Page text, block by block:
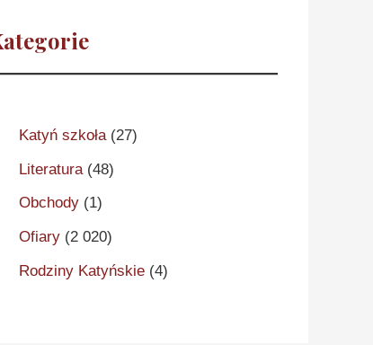
Katyń szkoła (27)
Literatura (48)
Obchody (1)
Ofiary (2 020)
Rodziny Katyńskie (4)